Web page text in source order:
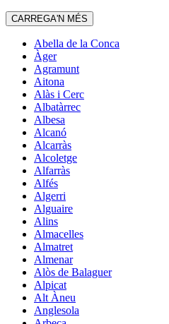
CARREGA'N MÉS
Abella de la Conca
Àger
Agramunt
Aitona
Alàs i Cerc
Albatàrrec
Albesa
Alcanó
Alcarràs
Alcoletge
Alfarràs
Alfés
Algerri
Alguaire
Alins
Almacelles
Almatret
Almenar
Alòs de Balaguer
Alpicat
Alt Àneu
Anglesola